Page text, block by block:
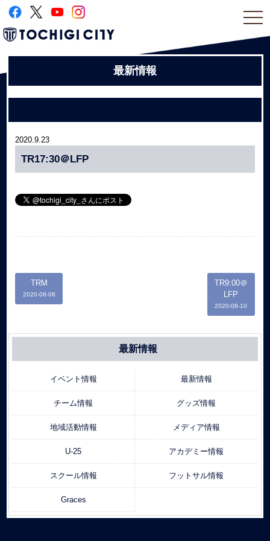
最新情報
2020.9.23
TR17:30＠LFP
TRM
2020-08-08
TR9:00＠
LFP
2020-08-10
最新情報
イベント情報 最新情報
チーム情報 グッズ情報
地域活動情報 メディア情報
U-25 アカデミー情報
スクール情報 フットサル情報
Graces